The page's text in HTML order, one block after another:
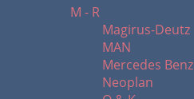
M - R
Magirus-Deutz
MAN
Mercedes Benz
Neoplan